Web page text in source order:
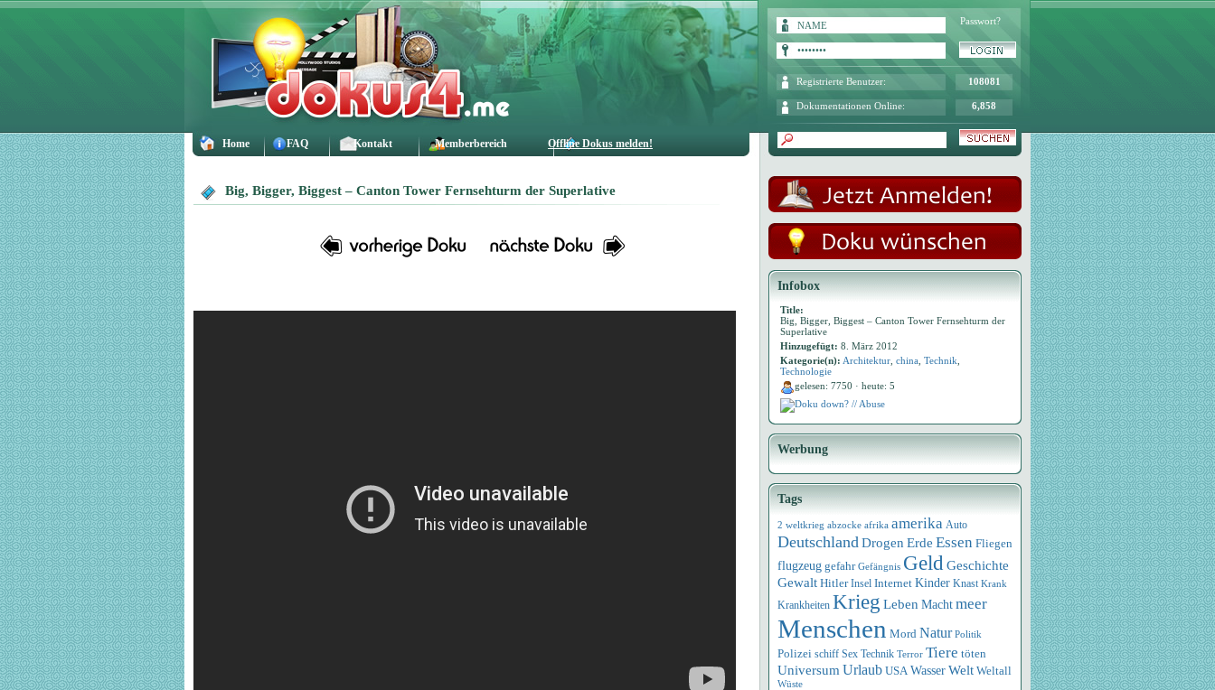
Home FAQ Kontakt Memberbereich Offline Dokus melden!
Passwort?
Registrierte Benutzer: 108081
Dokumentationen Online: 6,858
Big, Bigger, Biggest – Canton Tower Fernsehturm der Superlative
Infobox
Title:
Big, Bigger, Biggest – Canton Tower Fernsehturm der
Superlative
Hinzugefügt: 8. März 2012
Kategorie(n): Architektur china Technik
Technologie
gelesen: 7750 · heute: 5
Doku down? // Abuse
Werbung
Tags
2 weltkrieg abzocke afrika amerika Auto
DeutschlandDrogen Erde Essen Fliegen
flugzeug gefahr Gefängnis GeldGeschichte
Gewalt Hitler Insel Internet Kinder Knast Krank
Krankheiten Krieg Leben Macht meer
Menschen Mord Natur Politik
Polizei schiff Sex Technik Terror Tiere töten
Universum Urlaub USA WasserWelt Weltall
Wüste